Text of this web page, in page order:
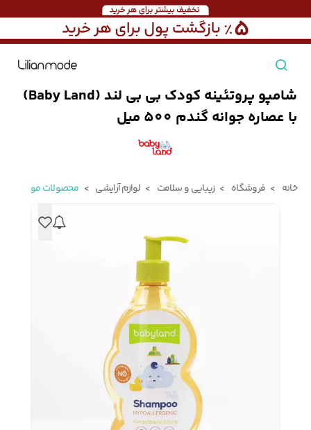
زنانه
مشاهده همه محصولات
بارانی مردانه
جوراب مردانه کت مردانه
شلوارک مردانه ژاکت و پلیور مردانه
شامپو پروتئینه کودک بی‌ بی‌ لند (Baby Land)
با عصاره جوانه گندم 500 میل
خانه فروشگاه زیبایی و سلامت لوازم آرایشی محصولات مو